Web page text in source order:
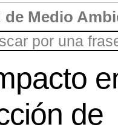
de Medio
de